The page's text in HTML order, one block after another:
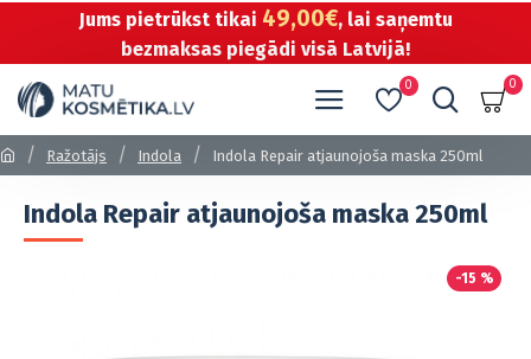
Jums pietrūkst tikai 49,00€, lai saņemtu
bezmaksas piegādi visā Latvijā!
0 0
Ražotājs Indola Indola Repair atjaunojoša maska 250ml
Indola Repair atjaunojoša maska 250ml
-15 %